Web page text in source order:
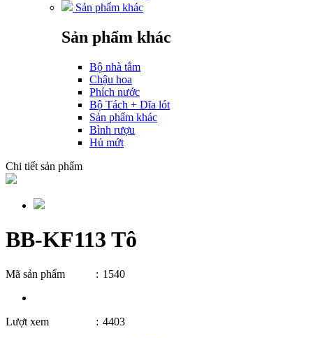
Sản phẩm khác
Sản phẩm khác
Bộ nhà tắm
Chậu hoa
Phích nước
Bộ Tách + Dĩa lót
Sản phẩm khác
Bình rượu
Hủ mứt
Chi tiết sản phẩm
BB-KF113 Tô
Mã sản phẩm : 1540
Lượt xem : 4403